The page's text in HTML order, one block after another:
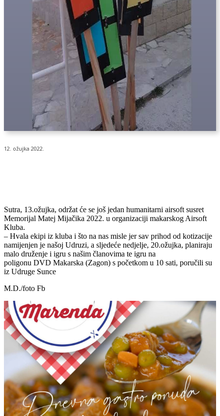
12. ožujka 2022.
Sutra, 13.ožujka, održat će se još jedan humanitarni airsoft susret
Memorijal Matej Mijačika 2022. u organizaciji makarskog Airsoft
Kluba.
– Hvala ekipi iz kluba i što na nas misle jer sav prihod od kotizacije
namijenjen je našoj Udruzi, a sljedeće nedjelje, 20.ožujka, planiraju
malo druženje i igru s našim članovima te igru na
poligonu DVD Makarska (Zagon) s početkom u 10 sati, poručili su
iz Udruge Sunce
M.D./foto Fb